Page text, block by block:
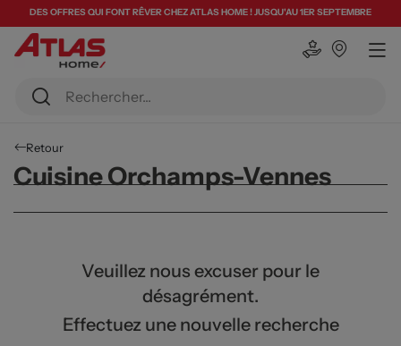
DES OFFRES QUI FONT RÊVER CHEZ ATLAS HOME ! JUSQU'AU 1ER SEPTEMBRE
Retour
Cuisine Orchamps-Vennes
Veuillez nous excuser pour le
désagrément.
Effectuez une nouvelle recherche